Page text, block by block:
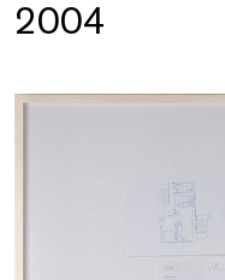
2004